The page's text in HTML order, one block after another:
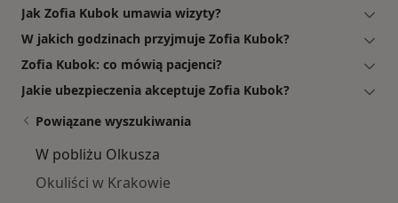
Jak Zofia Kubok umawia wizyty?
W jakich godzinach przyjmuje Zofia Kubok?
Zofia Kubok: co mówią pacjenci?
Jakie ubezpieczenia akceptuje Zofia Kubok?
Powiązane wyszukiwania
W pobliżu Olkusza
Okuliści w Krakowie